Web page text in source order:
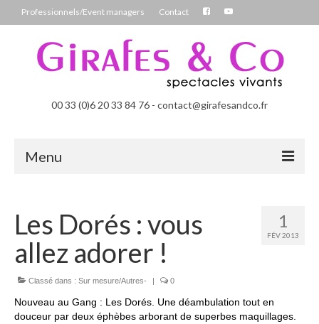
Professionnels/Event managers Contact
00 33 (0)6 20 33 84 76 - contact@girafesandco.fr
Menu
Les Chromatix, spécial Carnaval
Professionnels/Event managers
Les Danseuses Bulles
1
FÉV 2013
Les Dorés : vous
allez adorer !
Classé dans : Sur mesure/Autres- | 0
Nouveau au Gang : Les Dorés. Une déambulation tout en
douceur par deux éphèbes arborant de superbes maquillages.